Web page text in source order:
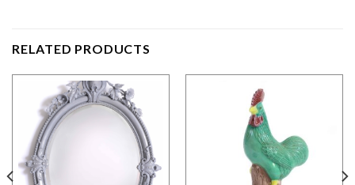
RELATED PRODUCTS